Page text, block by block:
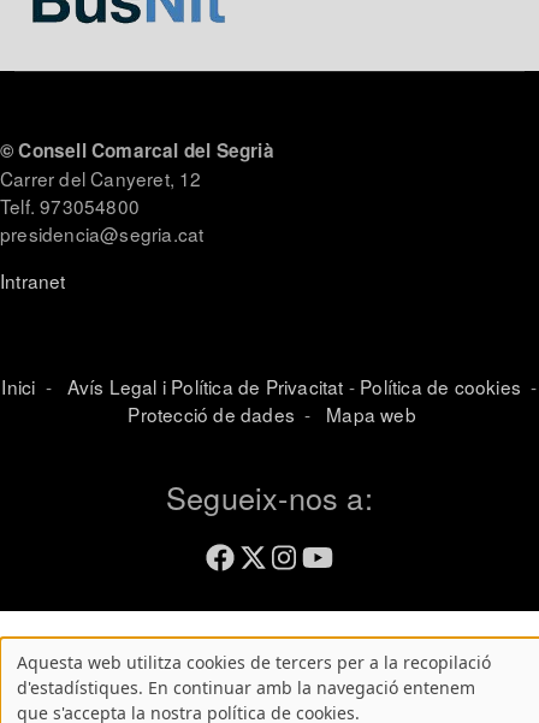
© Consell Comarcal del Segrià
Carrer del Canyeret, 12
Telf. 973054800
presidencia@segria.cat
Intranet
Inici - Avís Legal i Política de Privacitat - Política de cookies -
Protecció de dades - Mapa web
Segueix-nos a:
Atenció!
Aquesta web utilitza cookies de tercers per a la recopilació
d'estadístiques. En continuar amb la navegació entenem
que s'accepta la nostra política de cookies.